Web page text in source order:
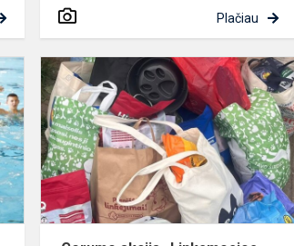
Plačiau
Lietuvos
vandensvydžio
jaunių
čempionatę
komandą
į
pergalę...